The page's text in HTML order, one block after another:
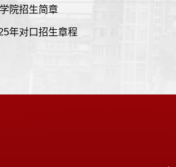
院招生简章
年对口招生章程